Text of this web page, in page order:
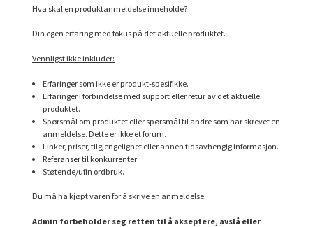
Hva skal en produktanmeldelse inneholde?
Din egen erfaring med fokus på det aktuelle produktet.
Vennligst ikke inkluder:
Erfaringer som ikke er produkt-spesifikke.
Erfaringer i forbindelse med support eller retur av det aktuelle
produktet.
Spørsmål om produktet eller spørsmål til andre som har skrevet en
anmeldelse. Dette er ikke et forum.
Linker, priser, tilgjengelighet eller annen tidsavhengig informasjon.
Referanser til konkurrenter
Støtende/ufin ordbruk.
Du må ha kjøpt varen for å skrive en anmeldelse.
Admin forbeholder seg retten til å akseptere, avslå eller